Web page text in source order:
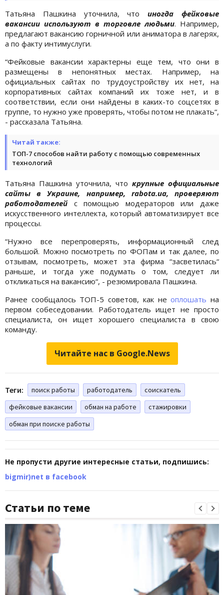
Татьяна Пашкина уточнила, чтоиногда фейковые
вакансии используют в торговле людьми. Например,
предлагают вакансию горничной или аниматора в лагерях,
а по факту интимуслуги.
“Фейковые вакансии характерны еще тем, что они в
размещены в непонятных местах. Например, на
официальных сайтах по трудоустройству их нет, на
корпоративных сайтах компаний их тоже нет, и в
соответствии, если они найдены в каких-то соцсетях в
группе, то нужно уже проверять, чтобы потом не плакать“,
- рассказала Татьяна.
Читай также:
ТОП-7 способов найти работу с помощью современных
технологий
Татьяна Пашкина уточнила, что крупные официальные
сайты в Украине, например, rabota.ua, проверяют
работодателейс помощью модераторов или даже
искусственного интеллекта, который автоматизирует все
процессы.
“Нужно все перепроверять, информационный след
большой. Можно посмотреть по ФОПам и так далее, по
отзывам, посмотреть, может эта фирма “засветилась“
раньше, и тогда уже подумать о том, следует ли
откликаться на вакансию“, - резюмировала Пашкина.
Ранее сообщалось ТОП-5 советов, как неоплошать на
первом собеседовании. Работодатель ищет не просто
специалиста, он ищет хорошего специалиста в свою
команду.
Читайте нас в Google.News
Теги: поиск работы работодатель
соискатель
фейковые вакансии
обман на работе
стажировки
обман при поиске работы
Не пропусти другие интересные статьи, подпишись:
bigmir)net в facebook
Статьи по теме